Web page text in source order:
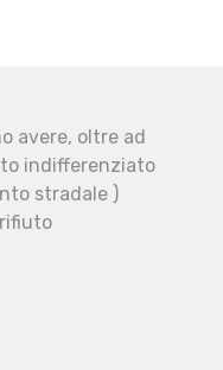
avere, oltre ad
indifferenziato
stradale )